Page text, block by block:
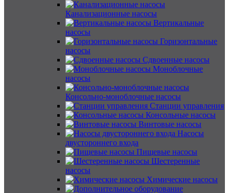
Канализационные насосы
Вертикальные
насосы
Горизонтальные
насосы
Сдвоенные насосы
Моноблочные
насосы
Консольно-моноблочные насосы
Станции управления
Консольные насосы
Винтовые насосы
Насосы
двустороннего входа
Пищевые насосы
Шестеренные
насосы
Химические насосы